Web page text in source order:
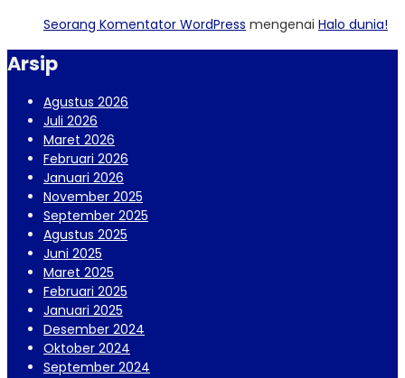
Seorang Komentator WordPress mengenai Halo dunia!
Arsip
Agustus 2026
Juli 2026
Maret 2026
Februari 2026
Januari 2026
November 2025
September 2025
Agustus 2025
Juni 2025
Maret 2025
Februari 2025
Januari 2025
Desember 2024
Oktober 2024
September 2024